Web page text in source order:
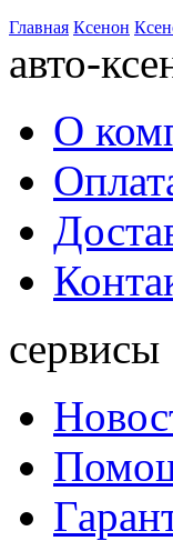
Главная Ксенон
авто-
О
сервисы